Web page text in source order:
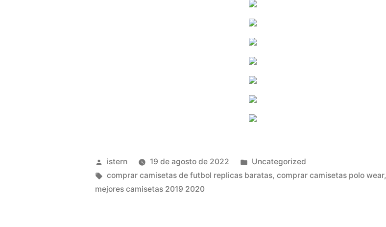
Publicado
por
istern 19 de agosto de 2022
Publicado
en
Uncategorized
Etiquetas:
comprar camisetas de futbol replicas baratas,comprar camisetas polo wear,
mejores camisetas 2019 2020